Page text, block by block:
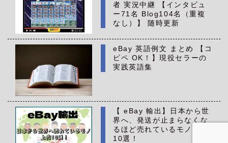
者 実況中継 【インタビュ
ー71名 Blog104名（重複
なし）】 随時更新
eBay 英語例文 まとめ 【コ
ピペ OK！】現役セラーの
実践英語集
【 eBay 輸出】日本から世
界へ、発送が止まらなくな
るほど売れているモノ 上位
10選！